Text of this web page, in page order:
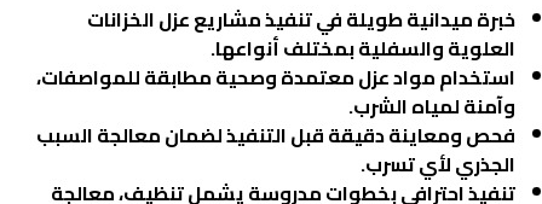
خبرة ميدانية طويلة في تنفيذ مشاريع عزل الخزانات
العلوية والسفلية بمختلف أنواعها.
استخدام مواد عزل معتمدة وصحية مطابقة للمواصفات،
وآمنة لمياه الشرب.
فحص ومعاينة دقيقة قبل التنفيذ لضمان معالجة السبب
الجذري لأي تسرب.
تنفيذ احترافي بخطوات مدروسة يشمل تنظيف، معالجة